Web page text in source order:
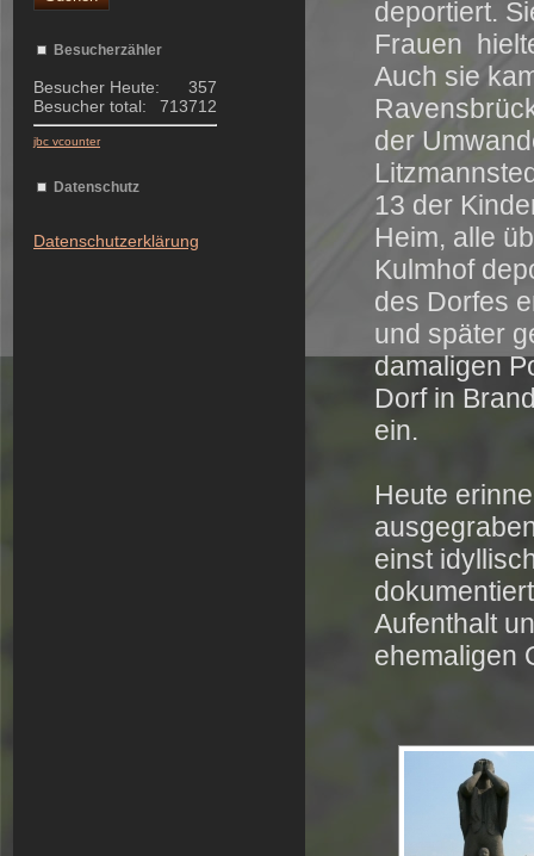
Besucherzähler
Besucher Heute:
357
Besucher total:
713712
jbc vcounter
Datenschutz
Datenschutzerklärung
deportiert.
Frauen
Auch sie
der
13 der
Heim, alle
Kulmhof
des Dorfes
und später
damaligen
Dorf in
ein.
Heute
einst
Aufenthalt
ehemaligen